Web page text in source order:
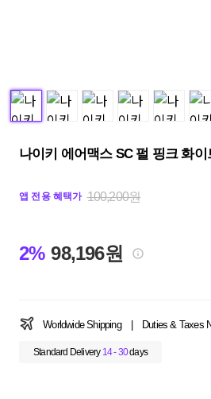
나이키 에어맥스 SC 펄 핑크 화이
앱 전용 혜택가 100,200원
2% 98,196원
Worldwide Shipping Duties & Taxes
Standard Delivery 14 - 30days